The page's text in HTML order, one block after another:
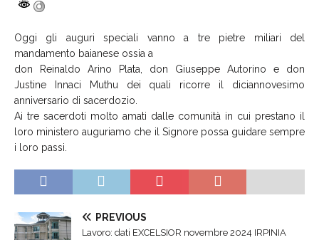
Oggi gli auguri speciali vanno a tre pietre miliari del
mandamento baianese ossia a
don Reinaldo Arino Plata, don Giuseppe Autorino e don
Justine Innaci Muthu dei quali ricorre il diciannovesimo
anniversario di sacerdozio.
Ai tre sacerdoti molto amati dalle comunità in cui prestano il
loro ministero auguriamo che il Signore possa guidare sempre
i loro passi.
PREVIOUS
Lavoro: dati EXCELSIOR novembre 2024 IRPINIA